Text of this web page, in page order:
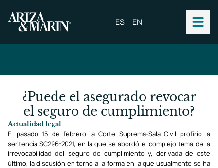
ES EN
¿Puede el asegurado revocar
el seguro de cumplimiento?
Actualidad legal
El pasado 15 de febrero la Corte Suprema-Sala Civil profirió la
sentencia SC296-2021, en la que se abordó el complejo tema de la
irrevocabilidad del seguro de cumplimiento y, derivada de este
último, la discusión en torno a la forma en la que usualmente se ha